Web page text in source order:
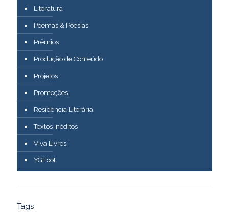
Literatura
Poemas & Poesias
Prêmios
Produção de Conteúdo
Projetos
Promoções
Residência Literária
Textos Inéditos
Viva Livros
YGFoot
Tags